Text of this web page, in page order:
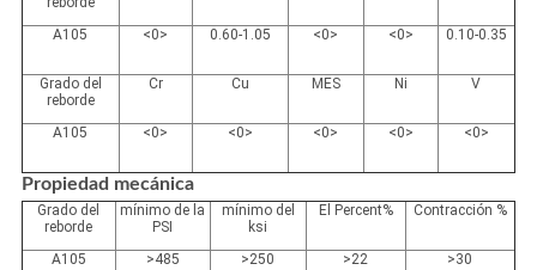
A105 <0> 0.60-1.05 <0> <0> 0.10-0.35
Grado del
reborde
Cr Cu MES Ni V
A105 <0> <0> <0> <0> <0>
Propiedad mecánica
Grado del
reborde
mínimo de la
PSI
mínimo del
ksi
El Percent% Contracción %
A105 >485 >250 >22 >30